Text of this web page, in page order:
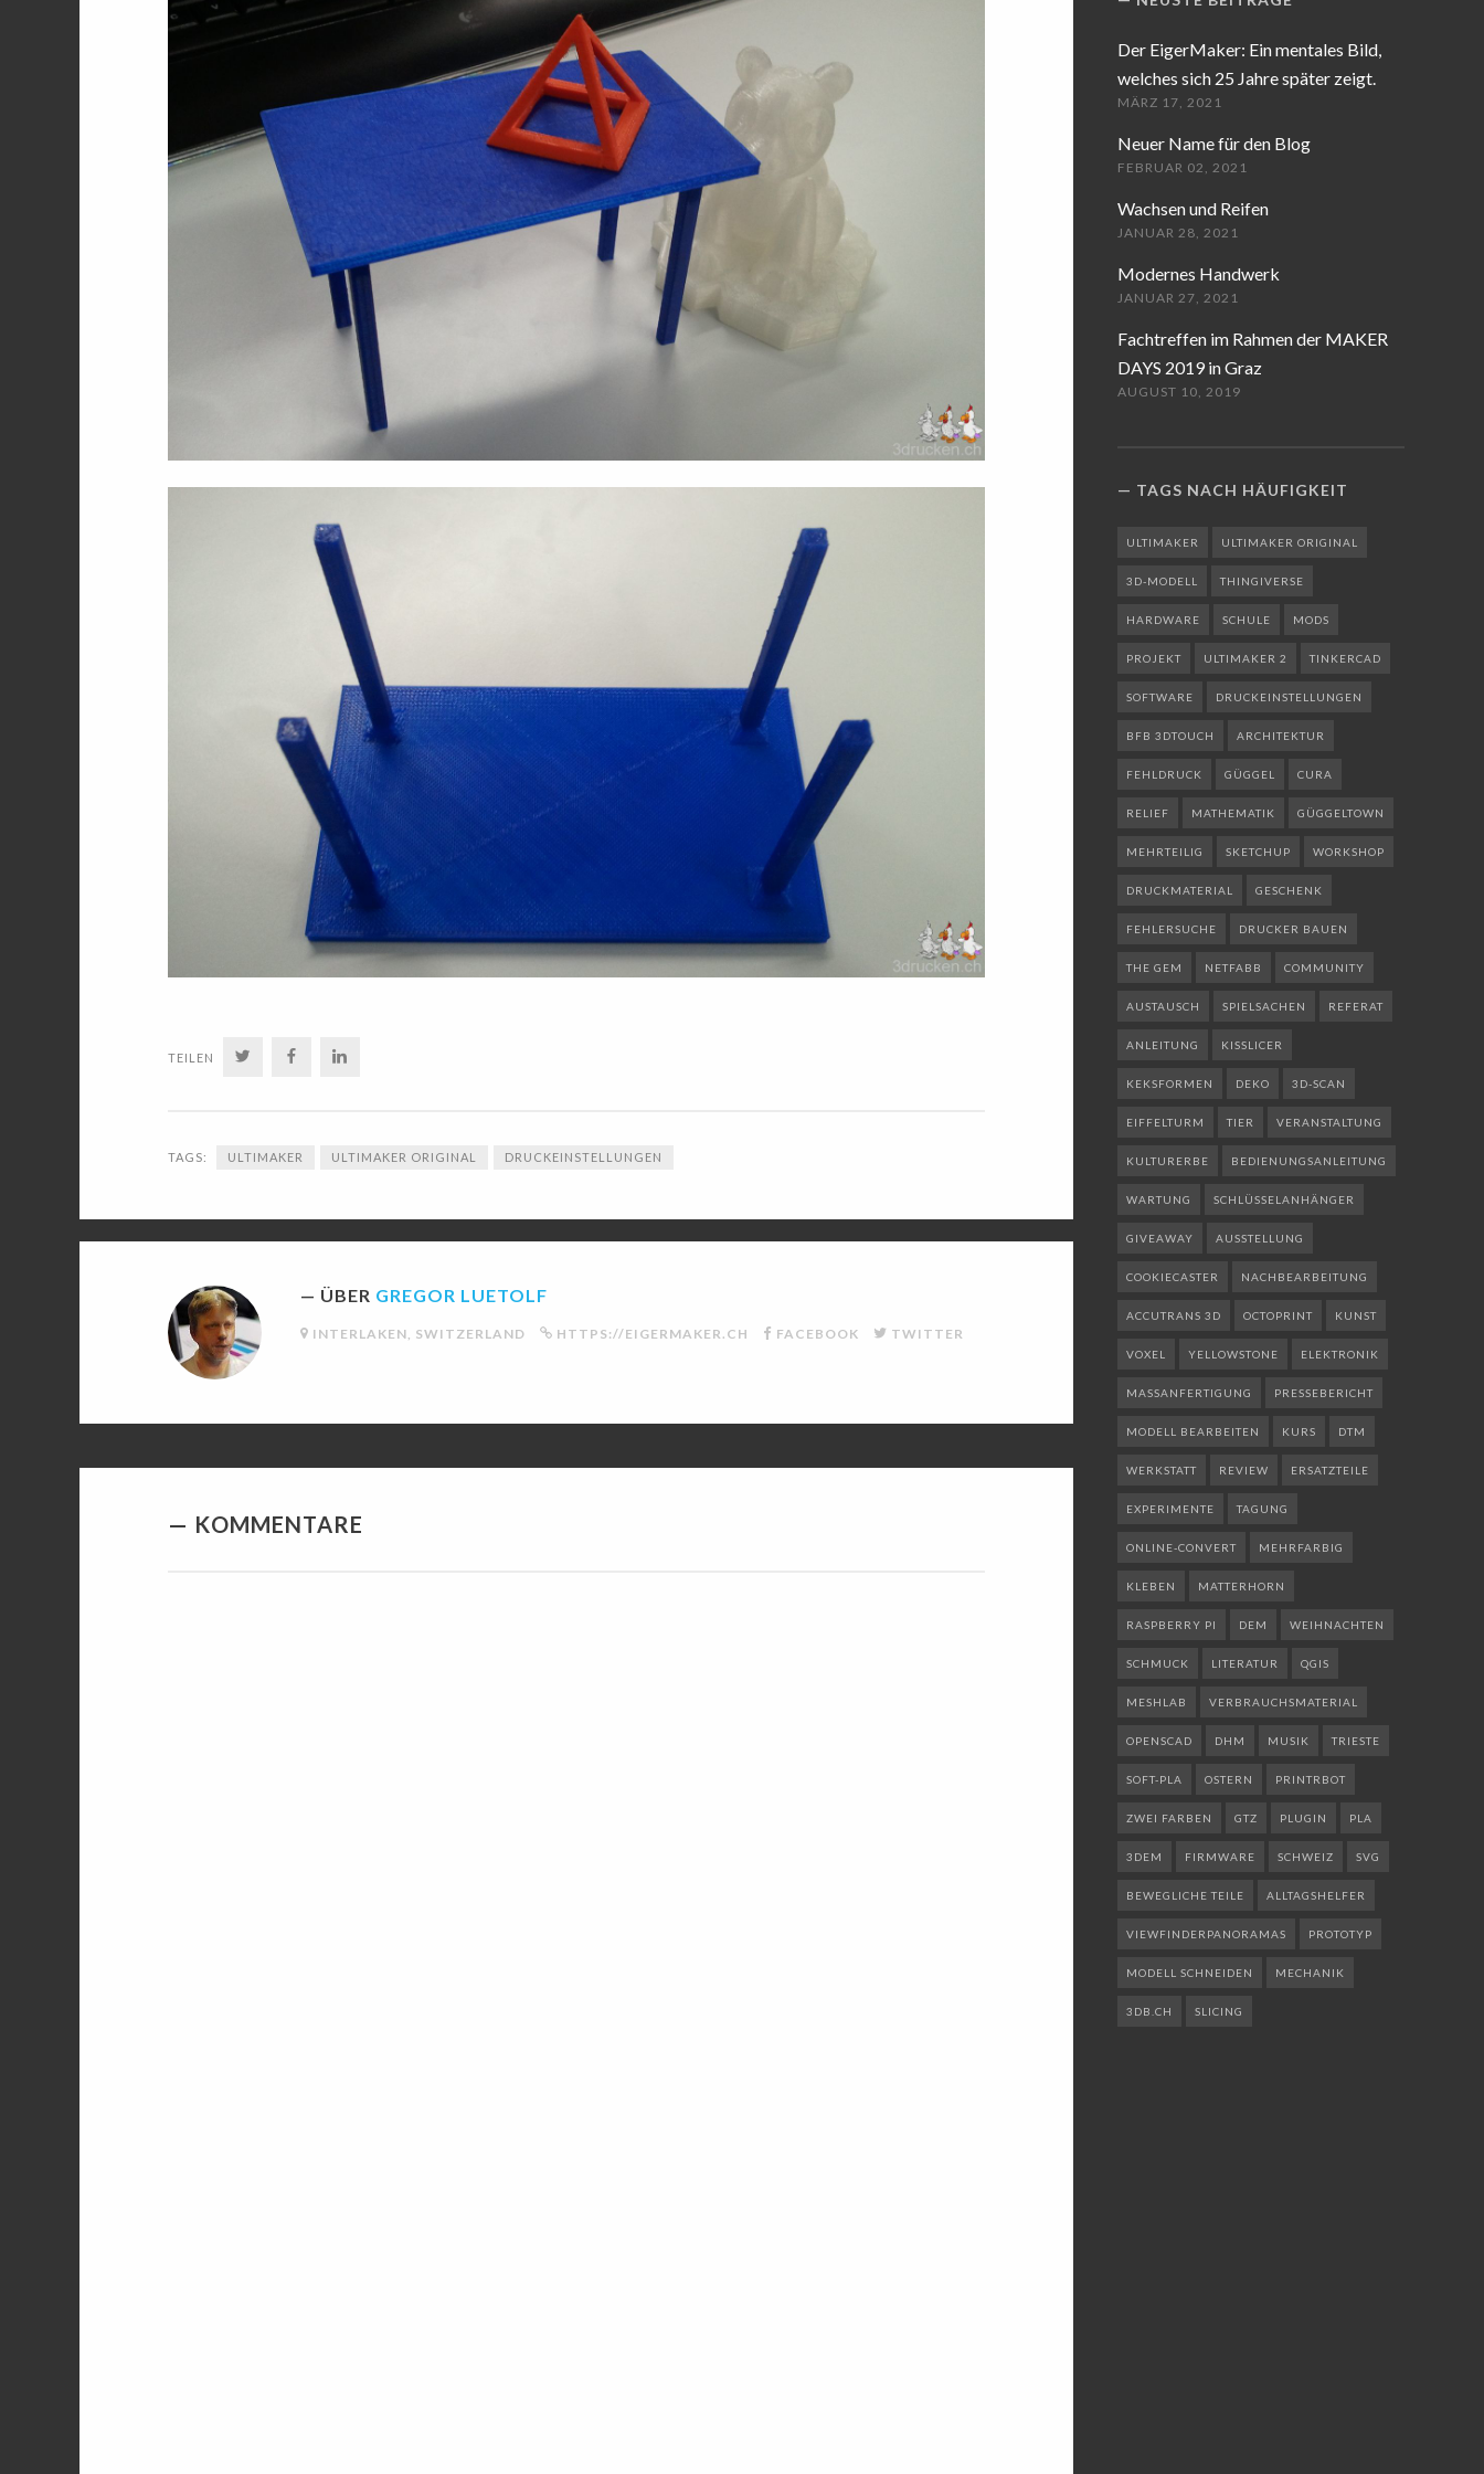
TEILEN TWITTERFACEBOOK
TAGS: ULTIMAKER ULTIMAKER ORIGINAL DRUCKEINSTELLUNGEN
ÜBER GREGOR LUETOLF
INTERLAKEN, SWITZERLAND HTTPS://EIGERMAKER.CH FACEBOOK TWITTER
KOMMENTARE
Der EigerMaker: Ein mentales Bild,
welches sich 25 Jahre später zeigt.
MÄRZ 17, 2021
Neuer Name für den Blog
FEBRUAR 02, 2021
Wachsen und Reifen
JANUAR 28, 2021
Modernes Handwerk
JANUAR 27, 2021
Fachtreffen im Rahmen der MAKER
DAYS 2019 in Graz
AUGUST 10, 2019
TAGS NACH HÄUFIGKEIT
ULTIMAKER ULTIMAKER ORIGINAL
3D-MODELL THINGIVERSE
HARDWARE SCHULE MODS
PROJEKT ULTIMAKER 2 TINKERCAD
SOFTWARE DRUCKEINSTELLUNGEN
BFB 3DTOUCH ARCHITEKTUR
FEHLDRUCK GÜGGEL CURA
RELIEF MATHEMATIK GÜGGELTOWN
MEHRTEILIG SKETCHUP WORKSHOP
DRUCKMATERIAL GESCHENK
FEHLERSUCHE DRUCKER BAUEN
THE GEM NETFABB COMMUNITY
AUSTAUSCH SPIELSACHEN REFERAT
ANLEITUNG KISSLICER
KEKSFORMEN DEKO 3D-SCAN
EIFFELTURM TIER VERANSTALTUNG
KULTURERBE BEDIENUNGSANLEITUNG
WARTUNG SCHLÜSSELANHÄNGER
GIVEAWAY AUSSTELLUNG
COOKIECASTER NACHBEARBEITUNG
ACCUTRANS 3D OCTOPRINT KUNST
VOXEL YELLOWSTONE ELEKTRONIK
MASSANFERTIGUNG PRESSEBERICHT
MODELL BEARBEITEN KURS DTM
WERKSTATT REVIEW ERSATZTEILE
EXPERIMENTE TAGUNG
ONLINE-CONVERT MEHRFARBIG
KLEBEN MATTERHORN
RASPBERRY PI DEM WEIHNACHTEN
SCHMUCK LITERATUR QGIS
MESHLAB VERBRAUCHSMATERIAL
OPENSCAD DHM MUSIK TRIESTE
SOFT-PLA OSTERN PRINTRBOT
ZWEI FARBEN GTZ PLUGIN PLA
3DEM FIRMWARE SCHWEIZ SVG
BEWEGLICHE TEILE ALLTAGSHELFER
VIEWFINDERPANORAMAS PROTOTYP
MODELL SCHNEIDEN MECHANIK
3DB.CH SLICING